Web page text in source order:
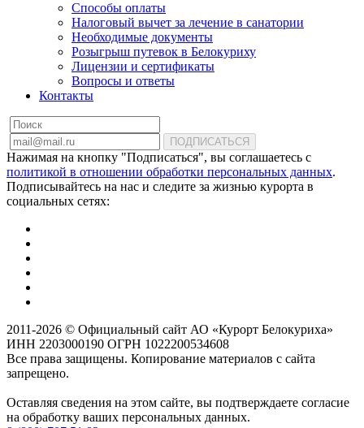
Способы оплаты
Налоговый вычет за лечение в санатории
Необходимые документы
Розыгрыш путевок в Белокуриху
Лицензии и сертификаты
Вопросы и ответы
Контакты
ПОДПИСАТЬСЯ
Нажимая на кнопку "Подписаться", вы соглашаетесь с
политикой в отношении обработки персональных данных.
Подписывайтесь на нас и следите за жизнью курорта в
социальных сетях:
2011-2026 © Официальный сайт АО «Курорт Белокуриха»
ИНН 2203000190 ОГРН 1022200534608
Все права защищены. Копирование материалов с сайта
запрещено.
Оставляя сведения на этом сайте, вы подтверждаете согласие
на обработку ваших персональных данных.